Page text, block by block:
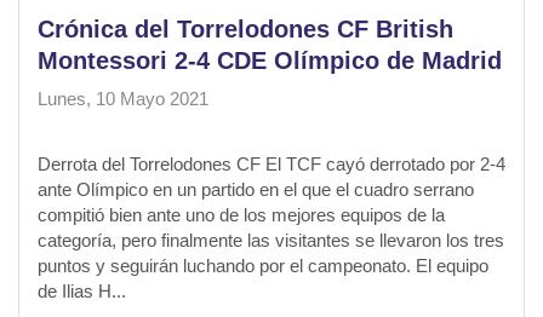
Crónica del Torrelodones CF British
Montessori 2-4 CDE Olímpico de Madrid
Lunes, 10 Mayo 2021
Derrota del Torrelodones CF El TCF cayó derrotado por 2-4
ante Olímpico en un partido en el que el cuadro serrano
compitió bien ante uno de los mejores equipos de la
categoría, pero finalmente las visitantes se llevaron los tres
puntos y seguirán luchando por el campeonato. El equipo
de Ilias H...